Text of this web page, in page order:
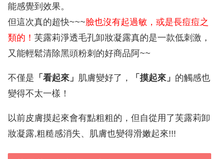
能感覺到效果。
但這次真的超快~~~臉也沒有起過敏，或是長痘痘之
類的！ 芙露莉淨透毛孔卸妝凝露真的是一款低刺激，
又能輕鬆清除黑頭粉刺的好商品阿~~
不僅是 「看起來」 肌膚變好了， 「摸起來」 的觸感也
變得不太一樣！
以前皮膚摸起來會有點粗粗的，但自從用了芙露莉卸
妝凝露,粗糙感消失、肌膚也變得滑嫩起來!!!